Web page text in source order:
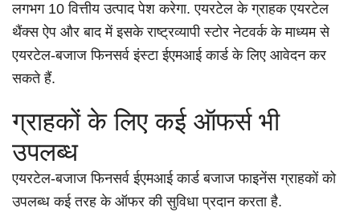
लगभग 10 वित्तीय उत्पाद पेश करेगा. एयरटेल के ग्राहक एयरटेल
थैंक्स ऐप और बाद में इसके राष्ट्रव्यापी स्टोर नेटवर्क के माध्यम से
एयरटेल-बजाज फिनसर्व इंस्टा ईएमआई कार्ड के लिए आवेदन कर
सकते हैं.
ग्राहकों के लिए कई ऑफर्स भी
उपलब्ध
एयरटेल-बजाज फिनसर्व ईएमआई कार्ड बजाज फाइनेंस ग्राहकों को
उपलब्ध कई तरह के ऑफर की सुविधा प्रदान करता है.